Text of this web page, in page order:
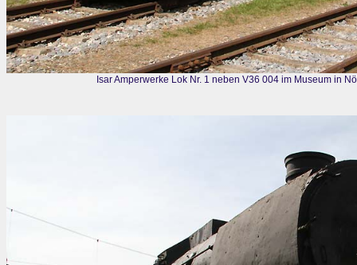
Isar Amperwerke Lok Nr. 1 neben V36 004 im Museum in